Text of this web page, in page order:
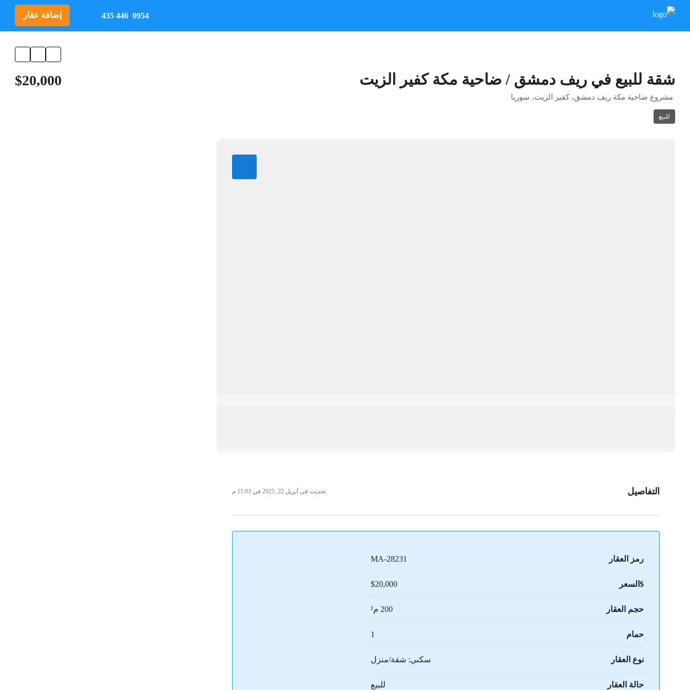
0954 446 435 إضافة عقار
شقة للبيع في ريف دمشق / ضاحية مكة كفير الزيت
مشروع ضاحية مكة ريف دمشق، كفير الزيت، سوريا
للبيع
$20,000
التفاصيل تحديث في أبريل 22, 2025 في 11:03 م
رمز العقار MA-28231
$السعر $20,000
حجم العقار 200 م²
حمام 1
نوع العقار سكني: شقة/منزل
حالة العقار للبيع